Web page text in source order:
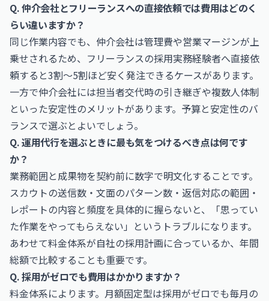
Q. 仲介会社とフリーランスへの直接依頼では費用はどのく
らい違いますか？
同じ作業内容でも、仲介会社は管理費や営業マージンが上
乗せされるため、フリーランスの採用実務経験者へ直接依
頼すると3割〜5割ほど安く発注できるケースがあります。
一方で仲介会社には担当者交代時の引き継ぎや複数人体制
といった安定性のメリットがあります。予算と安定性のバ
ランスで選ぶとよいでしょう。
Q. 運用代行を選ぶときに最も気をつけるべき点は何です
か？
業務範囲と成果物を契約前に数字で明文化することです。
スカウトの送信数・文面のパターン数・返信対応の範囲・
レポートの内容と頻度を具体的に握らないと、「思ってい
た作業をやってもらえない」というトラブルになります。
あわせて料金体系が自社の採用計画に合っているか、年間
総額で比較することも重要です。
Q. 採用がゼロでも費用はかかりますか？
料金体系によります。月額固定型は採用がゼロでも毎月の